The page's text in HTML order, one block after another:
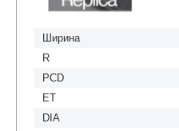
Ширина
R
PCD
ET
DIA